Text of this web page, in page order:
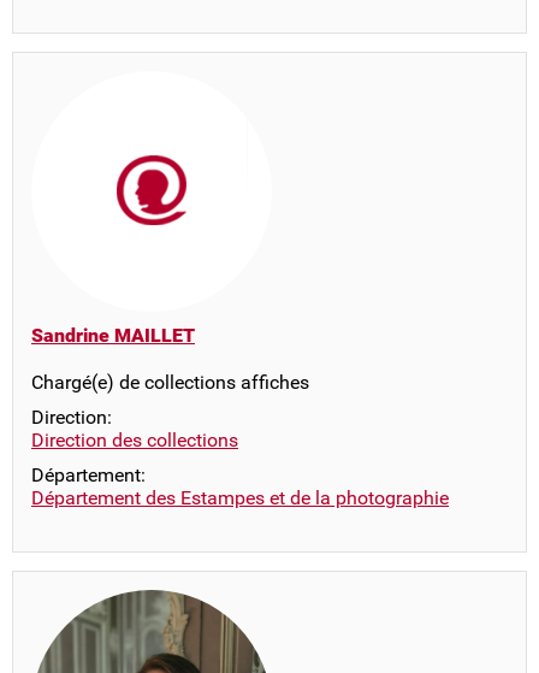
Sandrine MAILLET
Chargé(e) de collections affiches
Direction:
Direction des collections
Département:
Département des Estampes et de la photographie